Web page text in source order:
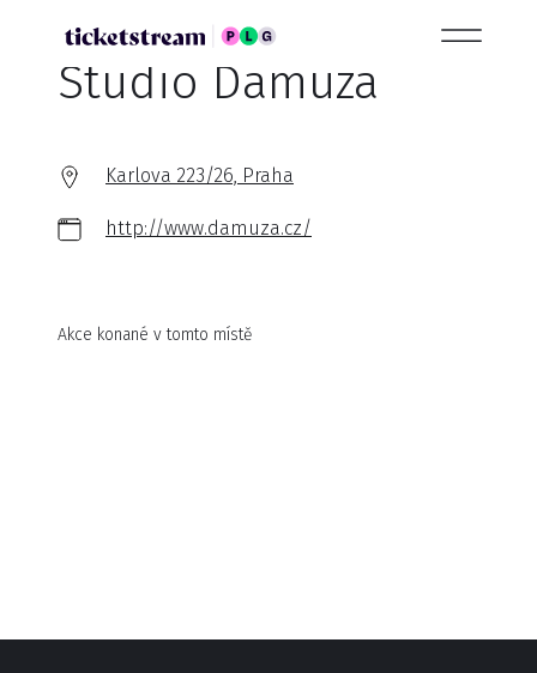
Studio Damuza
Karlova 223/26, Praha
http://www.damuza.cz/
Akce konané v tomto místě